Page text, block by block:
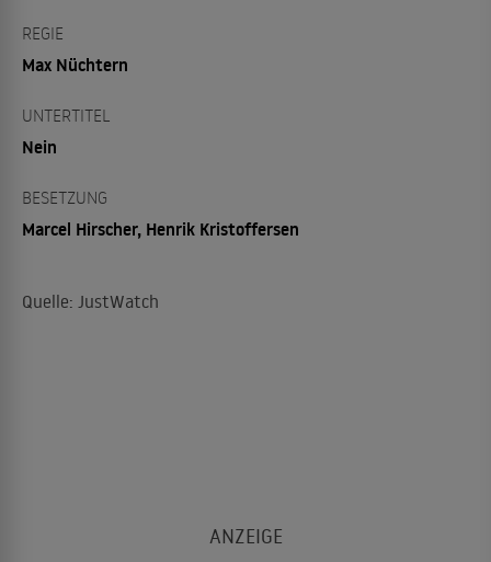
REGIE
Max Nüchtern
UNTERTITEL
Nein
BESETZUNG
Marcel Hirscher, Henrik Kristoffersen
Quelle: JustWatch